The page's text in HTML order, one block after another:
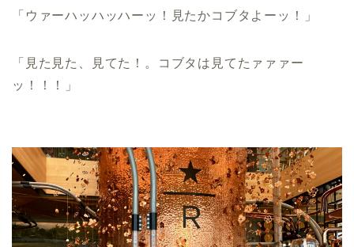
「ウァーハッハッハーッ！見たかコブタよーッ！」
「見た見た、見てた！。コブタは見てたァァァー
ッ！！！」